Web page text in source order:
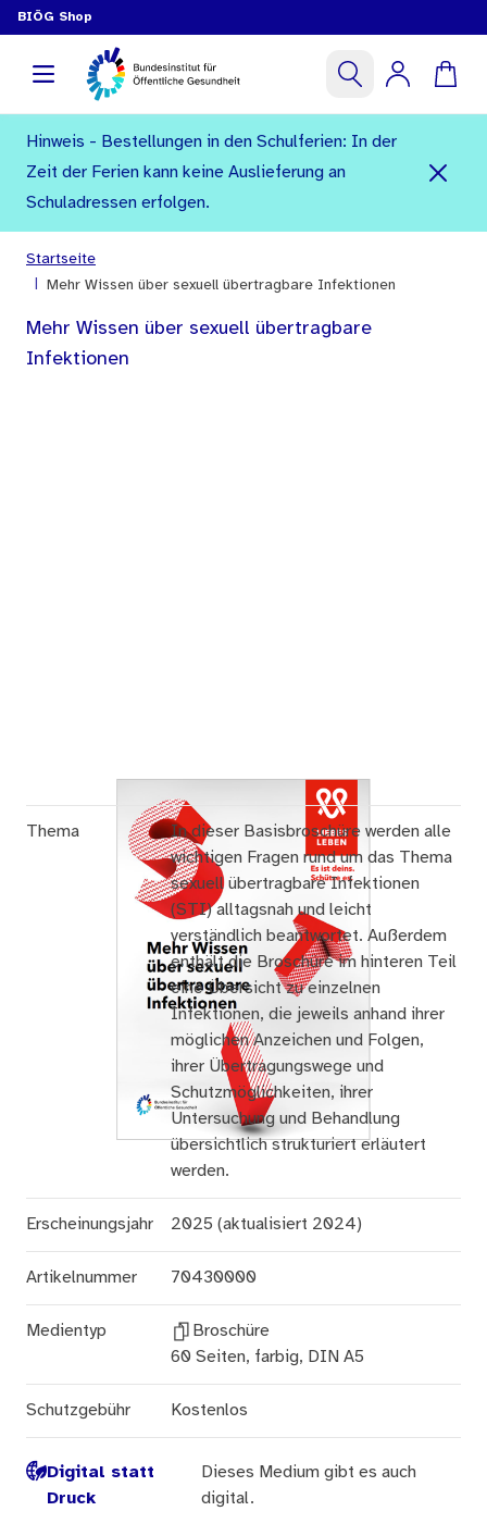
BIÖG Shop
Hinweis - Bestellungen in den Schulferien: In der
Zeit der Ferien kann keine Auslieferung an
Schuladressen erfolgen.
Startseite
Mehr Wissen über sexuell übertragbare Infektionen
Mehr Wissen über sexuell übertragbare
Infektionen
Thema
In dieser Basisbroschüre werden alle
wichtigen Fragen rund um das Thema
sexuell übertragbare Infektionen
(STI) alltagsnah und leicht
verständlich beantwortet. Außerdem
enthält die Broschüre im hinteren Teil
eine Übersicht zu einzelnen
Infektionen, die jeweils anhand ihrer
möglichen Anzeichen und Folgen,
ihrer Übertragungswege und
Schutzmöglichkeiten, ihrer
Untersuchung und Behandlung
übersichtlich strukturiert erläutert
werden.
Erscheinungsjahr 2025 (aktualisiert 2024)
Artikelnummer 70430000
Medientyp
Broschüre
60 Seiten, farbig, DIN A5
Schutzgebühr Kostenlos
Digital statt
Druck
Dieses Medium gibt es auch
digital.